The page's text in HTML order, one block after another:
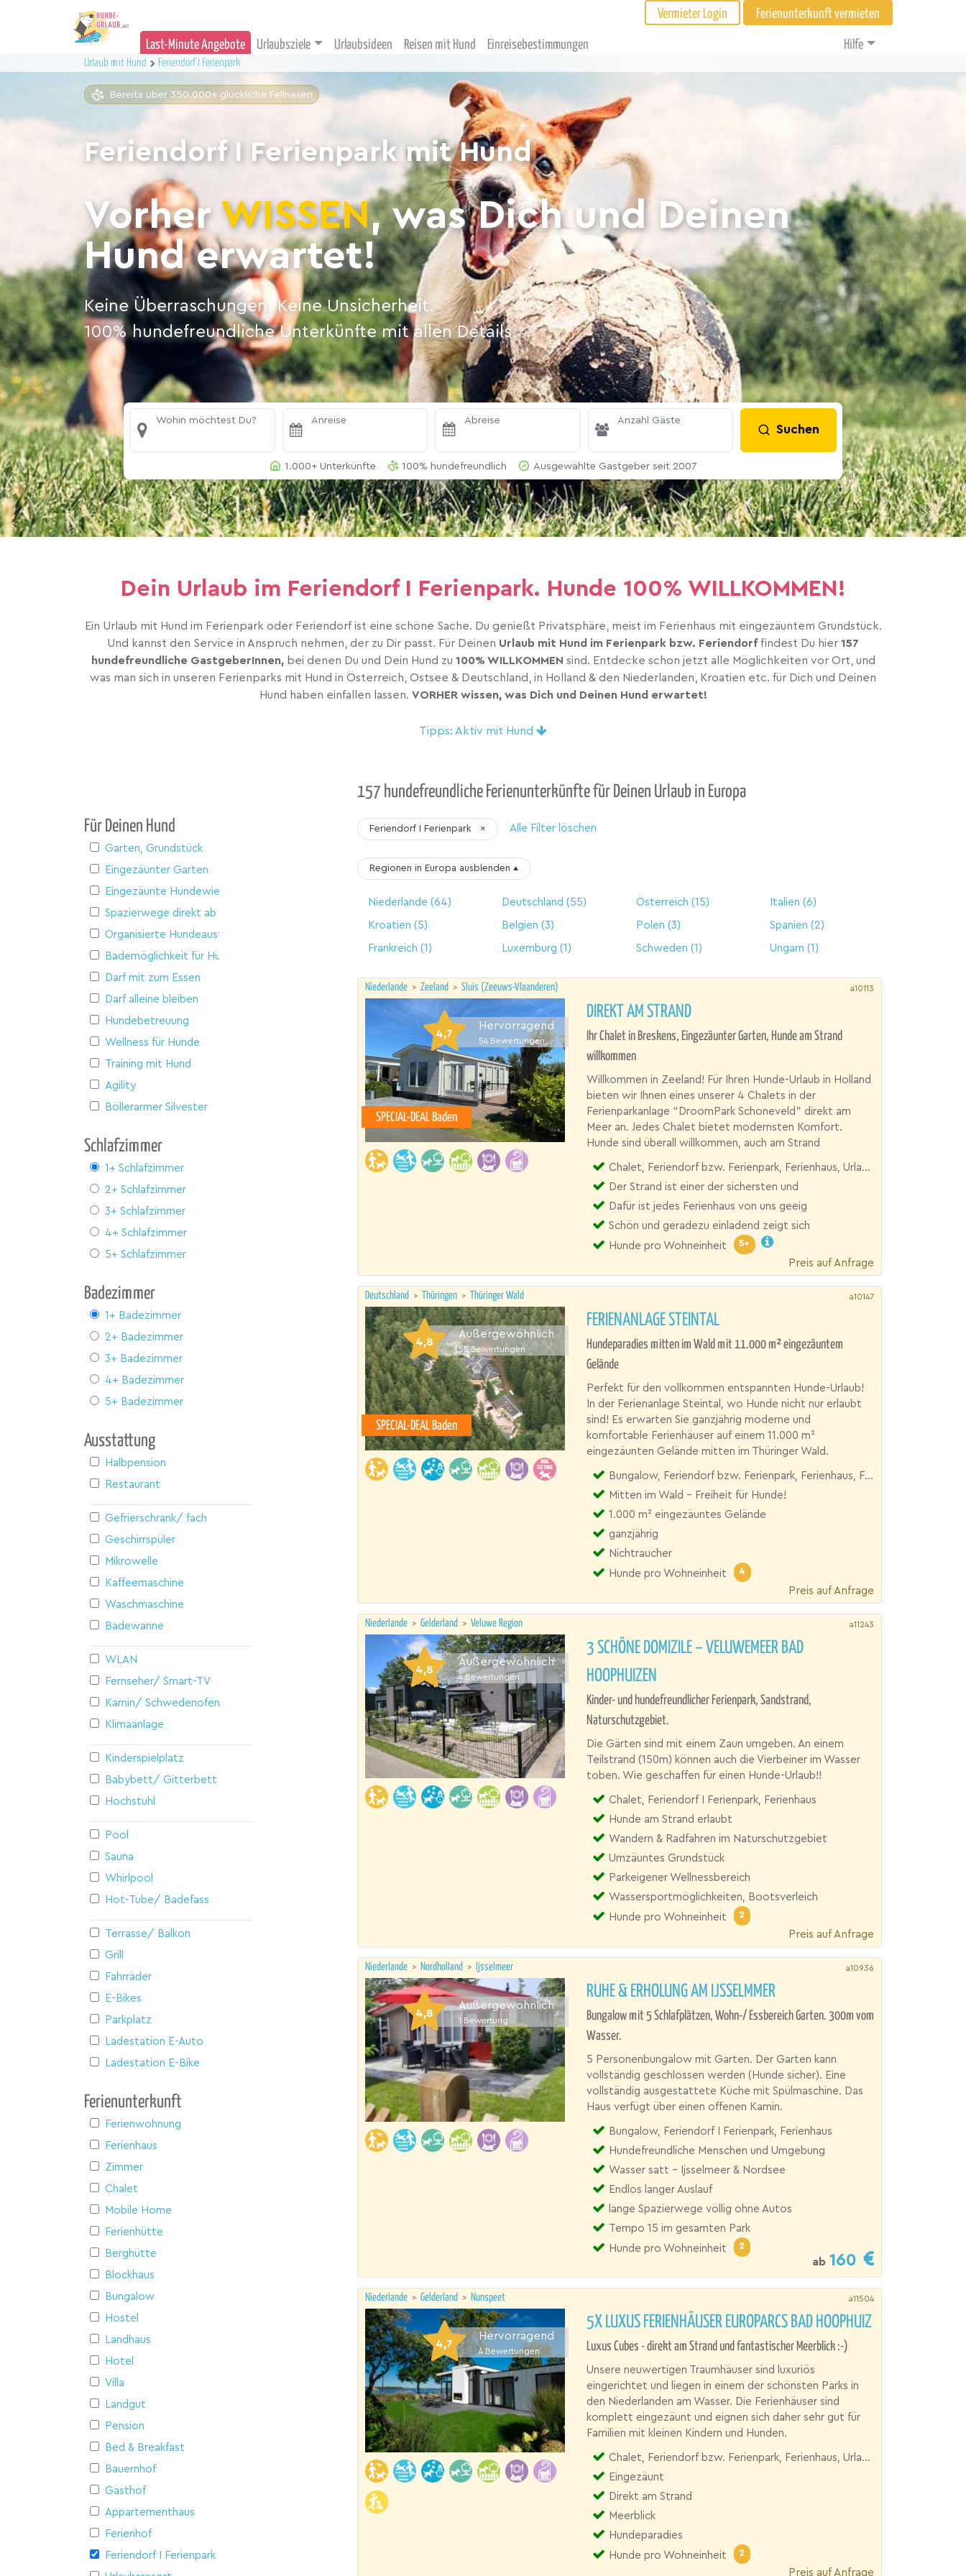
Vermieter Login Ferienunterkunft vermieten
Last-Minute Angebote Urlaubsziele Urlaubsideen Reisen mit Hund Einreisebestimmungen Hilfe
Urlaub mit Hund Feriendorf I Ferienpark
Bereits über 350.000+ glückliche Fellnasen
Feriendorf I Ferienpark mit Hund
Vorher WISSEN, was Dich und Deinen
Hund erwartet!
Keine Überraschungen. Keine Unsicherheit.
100% hundefreundliche Unterkünfte mit allen Details.
Wohin möchtest Du? Anreise Abreise Anzahl Gäste
Suchen
1.000+ Unterkünfte 100% hundefreundlich Ausgewählte Gastgeber seit 2007
Dein Urlaub im Feriendorf I Ferienpark. Hunde 100% WILLKOMMEN!
Ein Urlaub mit Hund im Ferienpark oder Feriendorf ist eine schöne Sache. Du genießt Privatsphäre, meist im Ferienhaus mit eingezäuntem Grundstück.
Und kannst den Service in Anspruch nehmen, der zu Dir passt. Für Deinen Urlaub mit Hund im Ferienpark bzw. Feriendorf findest Du hier 157
hundefreundliche GastgeberInnen, bei denen Du und Dein Hund zu 100% WILLKOMMEN sind. Entdecke schon jetzt alle Möglichkeiten vor Ort, und
was man sich in unseren Ferienparks mit Hund in Österreich, Ostsee & Deutschland, in Holland & den Niederlanden, Kroatien etc. für Dich und Deinen
Hund haben einfallen lassen. VORHER wissen, was Dich und Deinen Hund erwartet!
Tipps: Aktiv mit Hund
Für Deinen Hund
Garten, Grundstück
Eingezäunter Garten
Eingezäunte Hundewiese
Spazierwege direkt ab Haus
Organisierte Hundeausflüge
Bademöglichkeit für Hunde
Darf mit zum Essen
Darf alleine bleiben
Hundebetreuung
Wellness für Hunde
Training mit Hund
Agility
Böllerarmer Silvester
Schlafzimmer
1+ Schlafzimmer
2+ Schlafzimmer
3+ Schlafzimmer
4+ Schlafzimmer
5+ Schlafzimmer
Badezimmer
1+ Badezimmer
2+ Badezimmer
3+ Badezimmer
4+ Badezimmer
5+ Badezimmer
Ausstattung
Halbpension
Restaurant
Gefrierschrank/ fach
Geschirrspüler
Mikrowelle
Kaffeemaschine
Waschmaschine
Badewanne
WLAN
Fernseher/ Smart-TV
Kamin/ Schwedenofen
Klimaanlage
Kinderspielplatz
Babybett/ Gitterbett
Hochstuhl
Pool
Sauna
Whirlpool
Hot-Tube/ Badefass
Terrasse/ Balkon
Grill
Fahrräder
E-Bikes
Parkplatz
Ladestation E-Auto
Ladestation E-Bike
Ferienunterkunft
Ferienwohnung
Ferienhaus
Zimmer
Chalet
Mobile Home
Ferienhütte
Berghütte
Blockhaus
Bungalow
Hostel
Landhaus
Hotel
Villa
Landgut
Pension
Bed & Breakfast
Bauernhof
Gasthof
Appartementhaus
Ferienhof
Feriendorf I Ferienpark
157 hundefreundliche Ferienunterkünfte für Deinen Urlaub in Europa
Feriendorf I Ferienpark × Alle Filter löschen
Regionen in Europa ausblenden ▴
Niederlande (64) Deutschland (55) Österreich (15) Italien (6)
Kroatien (5) Belgien (3) Polen (3) Spanien (2)
Frankreich (1) Luxemburg (1) Schweden (1) Ungarn (1)
Niederlande > Zeeland > Sluis (Zeeuws-Vlaanderen) a10113
4,7
Hervorragend
54 Bewertungen
SPECIAL-DEAL Baden
DIREKT AM STRAND
Ihr Chalet in Breskens, Eingezäunter Garten, Hunde am Strand
willkommen
Willkommen in Zeeland! Für Ihren Hunde-Urlaub in Holland
bieten wir Ihnen eines unserer 4 Chalets in der
Ferienparkanlage “DroomPark Schoneveld” direkt am
Meer an. Jedes Chalet bietet modernsten Komfort.
Hunde sind überall willkommen, auch am Strand
Chalet, Feriendorf bzw. Ferienpark, Ferienhaus, Urlaubsresort
Der Strand ist einer der sichersten und
Dafür ist jedes Ferienhaus von uns geeig
Schön und geradezu einladend zeigt sich
Hunde pro Wohneinheit
5+
Preis auf Anfrage
Deutschland > Thüringen > Thüringer Wald a10147
4,8
Außergewöhnlich
55 Bewertungen
SPECIAL-DEAL Baden
FERIENANLAGE STEINTAL
Hundeparadies mitten im Wald mit 11.000 m² eingezäuntem
Gelände
Perfekt für den vollkommen entspannten Hunde-Urlaub!
In der Ferienanlage Steintal, wo Hunde nicht nur erlaubt
sind! Es erwarten Sie ganzjährig moderne und
komfortable Ferienhäuser auf einem 11.000 m²
eingezäunten Gelände mitten im Thüringer Wald.
Bungalow, Feriendorf bzw. Ferienpark, Ferienhaus, Ferienhof, Villa
Mitten im Wald - Freiheit für Hunde!
1.000 m² eingezäuntes Gelände
ganzjährig
Nichtraucher
Hunde pro Wohneinheit
4
Preis auf Anfrage
Niederlande > Gelderland > Veluwe Region a11243
4,8
Außergewöhnlich
4 Bewertungen
3 SCHÖNE DOMIZILE – VELUWEMEER BAD
HOOPHUIZEN
Kinder- und hundefreundlicher Ferienpark, Sandstrand,
Naturschutzgebiet.
Die Gärten sind mit einem Zaun umgeben. An einem
Teilstrand (150m) können auch die Vierbeiner im Wasser
toben. Wie geschaffen für einen Hunde-Urlaub!!
Chalet, Feriendorf I Ferienpark, Ferienhaus
Hunde am Strand erlaubt
Wandern & Radfahren im Naturschutzgebiet
Umzäuntes Grundstück
Parkeigener Wellnessbereich
Wassersportmöglichkeiten, Bootsverleich
Hunde pro Wohneinheit
2
Preis auf Anfrage
Niederlande > Nordholland > Ijsselmeer a10936
4,8
Außergewöhnlich
1 Bewertung
RUHE & ERHOLUNG AM IJSSELMMER
Bungalow mit 5 Schlafplätzen, Wohn-/ Essbereich Garten. 300m vom
Wasser.
5 Personenbungalow mit Garten. Der Garten kann
vollständig geschlossen werden (Hunde sicher). Eine
vollständig ausgestattete Küche mit Spülmaschine. Das
Haus verfügt über einen offenen Kamin.
Bungalow, Feriendorf I Ferienpark, Ferienhaus
Hundefreundliche Menschen und Umgebung
Wasser satt - Ijsselmeer & Nordsee
Endlos langer Auslauf
lange Spazierwege völlig ohne Autos
Tempo 15 im gesamten Park
Hunde pro Wohneinheit
2
ab 160
Niederlande > Gelderland > Nunspeet a11504
4,7
Hervorragend
4 Bewertungen
5X LUXUS FERIENHÄUSER EUROPARCS BAD HOOPHUIZ
Luxus Cubes - direkt am Strand und fantastischer Meerblick :-)
Unsere neuwertigen Traumhäuser sind luxuriös
eingerichtet und liegen in einem der schönsten Parks in
den Niederlanden am Wasser. Die Ferienhäuser sind
komplett eingezäunt und eignen sich daher sehr gut für
Familien mit kleinen Kindern und Hunden.
Chalet, Feriendorf bzw. Ferienpark, Ferienhaus, Urlaubsresort
Eingezäunt
Direkt am Strand
Meerblick
Hundeparadies
Hunde pro Wohneinheit
2
Preis auf Anfrage